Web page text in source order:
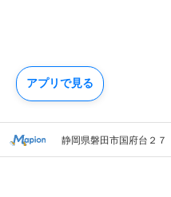
静岡県磐田市国府台２７
アプリで見る